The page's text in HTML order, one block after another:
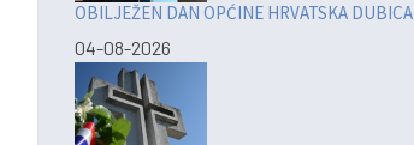
OBILJEŽEN DAN OPĆINE HRVATSKA DUBICA
04-08-2026